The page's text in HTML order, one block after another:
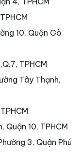
10, Quận Gò
TPHCM
Tây Thạnh,
Quận 10, TPHCM
3, Quận Phú